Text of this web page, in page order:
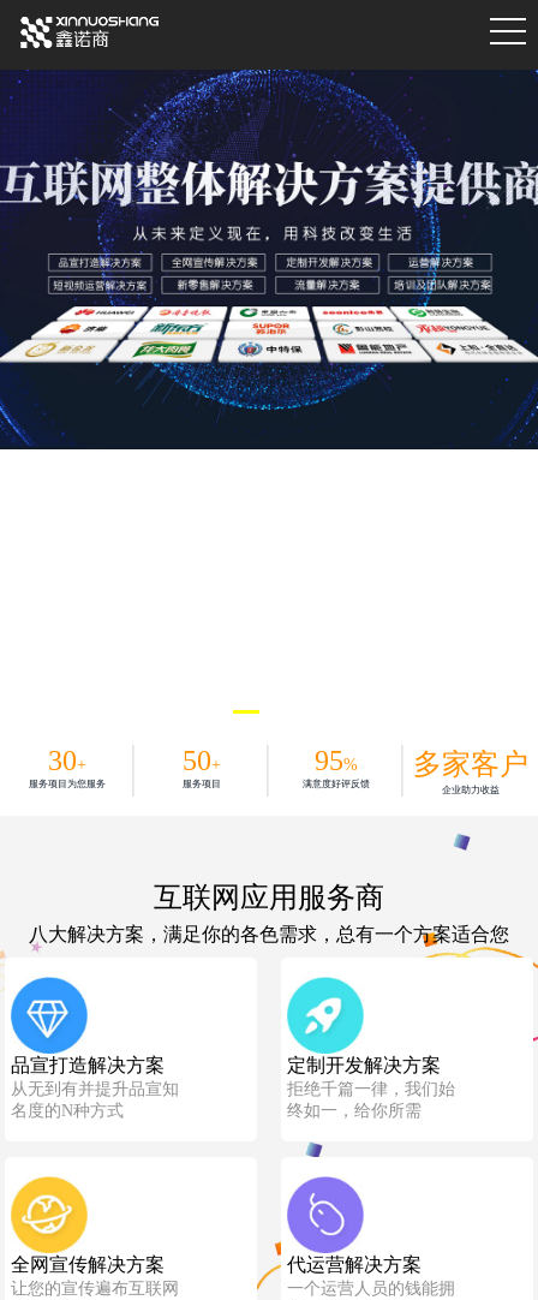
30+
服务项目为您服务
50+
服务项目
95%
满意度好评反馈
多家客户
企业助力收益
互联网应用服务商
八大解决方案，满足你的各色需求，总有一个方案适合您
品宣打造解决方案
从无到有并提升品宣知
名度的N种方式
定制开发解决方案
拒绝千篇一律，我们始
终如一，给你所需
全网宣传解决方案
让您的宣传遍布互联网
代运营解决方案
一个运营人员的钱能拥